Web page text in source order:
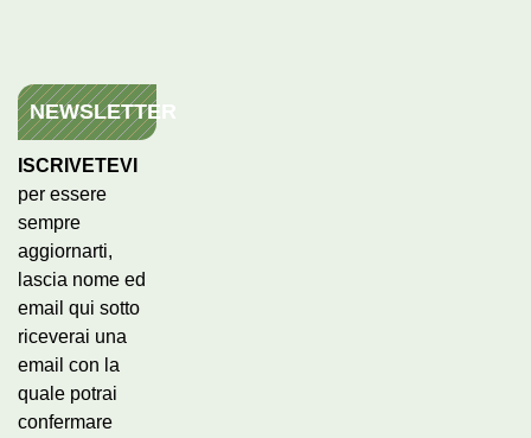
NEWSLETTER
ISCRIVETEVI
per essere
sempre
aggiornarti,
lascia nome ed
email qui sotto
riceverai una
email con la
quale potrai
confermare